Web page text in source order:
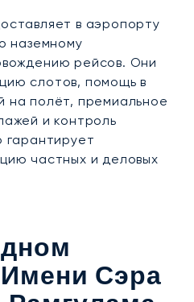
в аэропорту
наземному
рейсов. Они
слотов, помощь в
на полёт, премиальное
и контроль
гарантирует
частных и деловых
Сэра